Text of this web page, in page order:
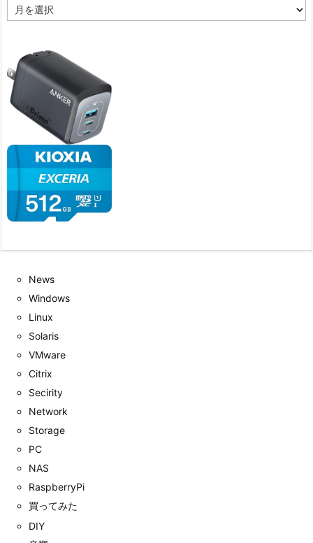
ー
News
Windows
Linux
Solaris
VMware
Citrix
Secirity
Network
Storage
PC
NAS
RaspberryPi
買ってみた
DIY